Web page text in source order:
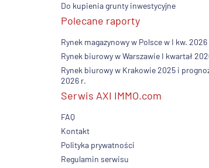
Do kupienia grunty inwestycyjne
Polecane raporty
Rynek magazynowy w Polsce w I kw. 2026
Rynek biurowy w Warszawie I kwartał
Rynek biurowy w Krakowie 2025 i
2026 r.
Serwis AXI IMMO.com
FAQ
Kontakt
Polityka prywatności
Regulamin serwisu